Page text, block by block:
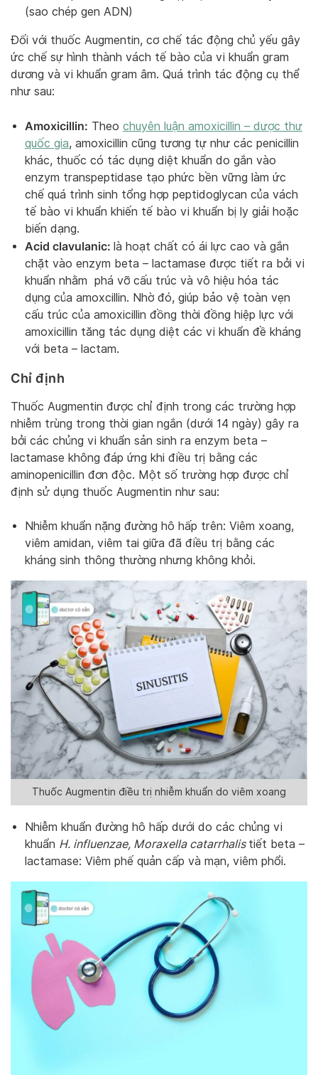
(sao chép gen ADN)
Đối với thuốc Augmentin, cơ chế tác động chủ yếu gây
ức chế sự hình thành vách tế bào của vi khuẩn gram
dương và vi khuẩn gram âm. Quá trình tác động cụ thể
như sau:
Amoxicillin: Theo chuyên luận amoxicillin – dược thư
quốc gia, amoxicillin cũng tương tự như các penicillin
khác, thuốc có tác dụng diệt khuẩn do gắn vào
enzym transpeptidase tạo phức bền vững làm ức
chế quá trình sinh tổng hợp peptidoglycan của vách
tế bào vi khuẩn khiến tế bào vi khuẩn bị ly giải hoặc
biến dạng.
Acid clavulanic: là hoạt chất có ái lực cao và gắn
chặt vào enzym beta – lactamase được tiết ra bởi vi
khuẩn nhằm phá vỡ cấu trúc và vô hiệu hóa tác
dụng của amoxcillin. Nhờ đó, giúp bảo vệ toàn vẹn
cấu trúc của amoxicillin đồng thời đồng hiệp lực với
amoxicillin tăng tác dụng diệt các vi khuẩn đề kháng
với beta – lactam.
Chỉ định
Thuốc Augmentin được chỉ định trong các trường hợp
nhiễm trùng trong thời gian ngắn (dưới 14 ngày) gây ra
bởi các chủng vi khuẩn sản sinh ra enzym beta –
lactamase không đáp ứng khi điều trị bằng các
aminopenicillin đơn độc. Một số trường hợp được chỉ
định sử dụng thuốc Augmentin như sau:
Nhiễm khuẩn nặng đường hô hấp trên: Viêm xoang,
viêm amidan, viêm tai giữa đã điều trị bằng các
kháng sinh thông thường nhưng không khỏi.
Thuốc Augmentin điều trị nhiễm khuẩn do viêm xoang
Nhiễm khuẩn đường hô hấp dưới do các chủng vi
khuẩn H. influenzae, Moraxella catarrhalis tiết beta –
lactamase: Viêm phế quản cấp và mạn, viêm phổi.